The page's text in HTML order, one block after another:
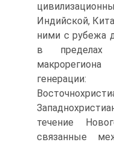
Индийской,
ними с рубежа
в пределах
течение
связанные